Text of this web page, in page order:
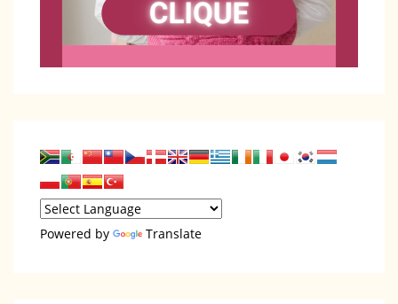
Powered by Translate